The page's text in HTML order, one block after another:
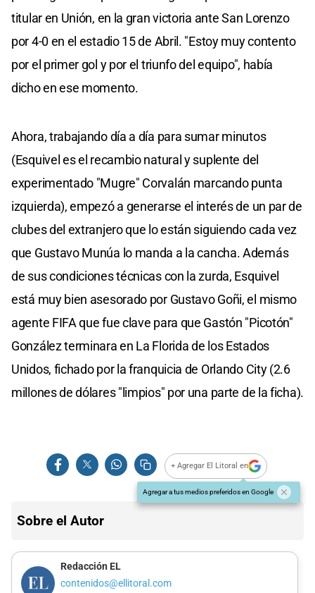
titular en Unión, en la gran victoria ante San Lorenzo
por 4-0 en el estadio 15 de Abril. "Estoy muy contento
por el primer gol y por el triunfo del equipo", había
dicho en ese momento.
Ahora, trabajando día a día para sumar minutos
(Esquivel es el recambio natural y suplente del
experimentado "Mugre" Corvalán marcando punta
izquierda), empezó a generarse el interés de un par de
clubes del extranjero que lo están siguiendo cada vez
que Gustavo Munúa lo manda a la cancha. Además
de sus condiciones técnicas con la zurda, Esquivel
está muy bien asesorado por Gustavo Goñi, el mismo
agente FIFA que fue clave para que Gastón "Picotón"
González terminara en La Florida de los Estados
Unidos, fichado por la franquicia de Orlando City (2.6
millones de dólares "limpios" por una parte de la ficha).
+ Agregar El Litoral en
Agregar a tus medios preferidos en Google
Sobre el Autor
Redacción EL
contenidos@ellitoral.com